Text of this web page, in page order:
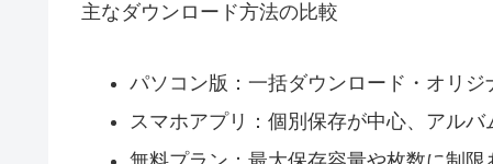
主なダウンロード方法の比較
パソコン版：一括ダウンロード・オリ
スマホアプリ：個別保存が中心、アル